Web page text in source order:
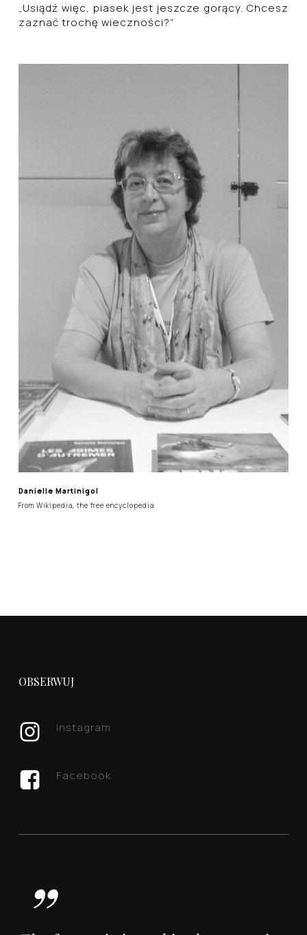
„Usiądź więc, piasek jest jeszcze gorący. Chcesz
zaznać trochę wieczności?”
Danielle Martinigol
From Wikipedia, the free encyclopedia
OBSERWUJ
Instagram
Facebook
”